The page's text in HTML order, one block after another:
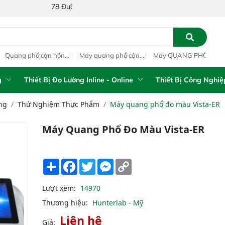
78 Đường Số 1A, Khu Phố 4, Phường Bình Tân, Thành phố Hồ Chí
phổ cận hồng
Máy quang phổ cận
NIR Analyzer
Máy QUANG PHỔ
Vista-R
Thiết Bị Đo Lường Inline - Online Thiết Bị Công
Thử Nghiệm Thực Phẩm Máy quang phổ đo màu Vista-ER
Máy Quang Phổ Đo Màu Vista-ER
Share Facebook
TwitterMessenger
Lượt xem: 14970
Thương hiệu: Hunterlab - Mỹ
Giá: Liên hệ